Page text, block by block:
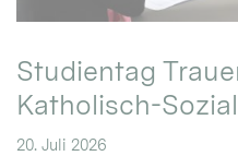
Studientag
Katholisch-
20. Juli 2026